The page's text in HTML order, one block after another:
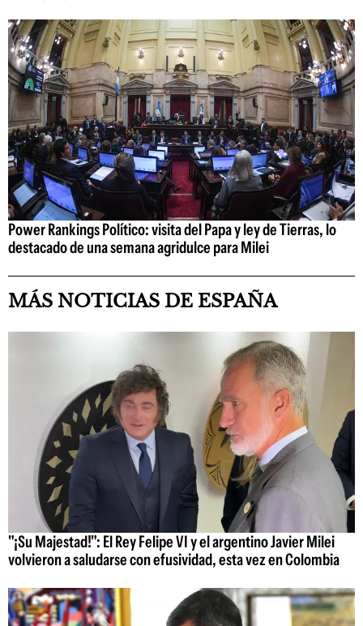
Power Rankings Político: visita del Papa y ley de Tierras, lo
destacado de una semana agridulce para Milei
MÁS NOTICIAS DE ESPAÑA
"¡Su Majestad!": El Rey Felipe VI y el argentino Javier Milei
volvieron a saludarse con efusividad, esta vez en Colombia